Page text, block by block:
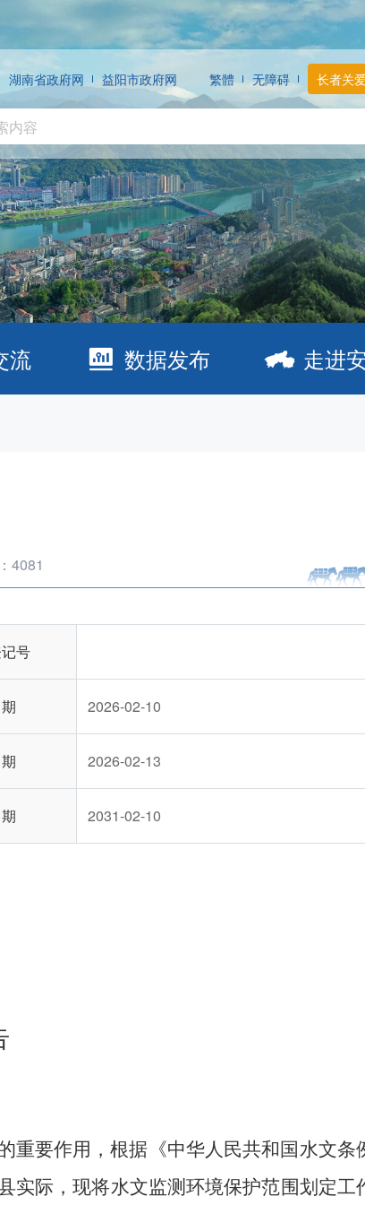
湖南省政府网 益阳市政府网 繁體 无障碍 长者关
流 数据发布 走进
4081
号
2026-02-10
2026-02-13
2031-02-10
重要作用，根据《中华人民共和国水文条
实际，现将水文监测环境保护范围划定工